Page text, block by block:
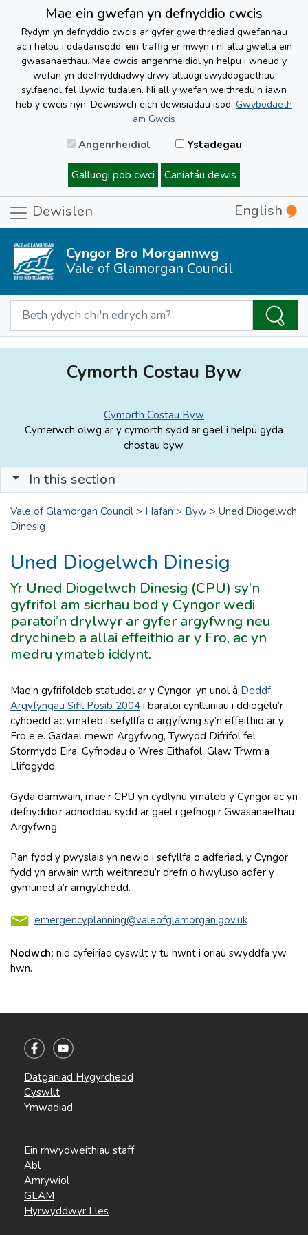
Mae ein gwefan yn defnyddio cwcis
Rydym yn defnyddio cwcis ar gyfer gweithrediad gwefannau
ac i helpu i ddadansoddi ein traffig er mwyn i ni allu gwella ein
gwasanaethau. Mae cwcis angenrheidiol yn helpu i wneud y
wefan yn ddefnyddiadwy drwy alluogi swyddogaethau
sylfaenol fel llywio tudalen. Ni all y wefan weithredu'n iawn
heb y cwcis hyn. Dewiswch eich dewisiadau isod. Gwybodaeth
am Gwcis
Angenrheidiol Ystadegau
Galluogi pob cwci Caniatáu dewis
Dewislen English
Cyngor Bro Morgannwg
Vale of Glamorgan Council
Cymorth Costau Byw
Cymorth Costau Byw
Cymerwch olwg ar y cymorth sydd ar gael i helpu gyda
chostau byw.
In this section
Vale of Glamorgan Council > Hafan > Byw > Uned Diogelwch
Dinesig
Uned Diogelwch Dinesig
Yr Uned Diogelwch Dinesig (CPU) sy’n
gyfrifol am sicrhau bod y Cyngor wedi
paratoi’n drylwyr ar gyfer argyfwng neu
drychineb a allai effeithio ar y Fro, ac yn
medru ymateb iddynt.
Mae’n gyfrifoldeb statudol ar y Cyngor, yn unol â Deddf
Argyfyngau Sifil Posib 2004 i baratoi cynlluniau i ddiogelu’r
cyhoedd ac ymateb i sefyllfa o argyfwng sy’n effeithio ar y
Fro e.e. Gadael mewn Argyfwng, Tywydd Difrifol fel
Stormydd Eira, Cyfnodau o Wres Eithafol, Glaw Trwm a
Llifogydd.
Gyda damwain, mae’r CPU yn cydlynu ymateb y Cyngor ac yn
defnyddio’r adnoddau sydd ar gael i gefnogi’r Gwasanaethau
Argyfwng.
Pan fydd y pwyslais yn newid i sefyllfa o adferiad, y Cyngor
fydd yn arwain wrth weithredu’r drefn o hwyluso adfer y
gymuned a’r amgylchedd.
emergencyplanning@valeofglamorgan.gov.uk
Nodwch: nid cyfeiriad cyswllt y tu hwnt i oriau swyddfa yw
hwn.
Datganiad Hygyrchedd
Cyswllt
Ymwadiad
Ein rhwydweithiau staff:
Abl
Amrywiol
GLAM
Hyrwyddwyr Lles